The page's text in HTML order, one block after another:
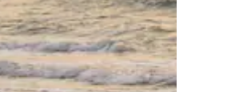
та вниз або жести дотику та гортання.